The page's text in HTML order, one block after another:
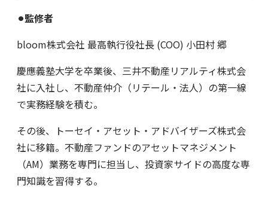
⚫︎監修者
bloom株式会社 最高執行役社長 (COO) 小田村 郷
慶應義塾大学を卒業後、三井不動産リアルティ株式会
社に入社し、不動産仲介（リテール・法人）の第一線
で実務経験を積む。
その後、トーセイ・アセット・アドバイザーズ株式会
社に移籍。不動産ファンドのアセットマネジメント
（AM）業務を専門に担当し、投資家サイドの高度な専
門知識を習得する。